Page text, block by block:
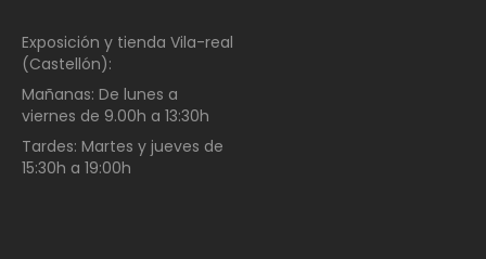
Exposición y tienda Vila-real
(Castellón):
Mañanas: De lunes a
viernes de 9.00h a 13:30h
Tardes: Martes y jueves de
15:30h a 19:00h